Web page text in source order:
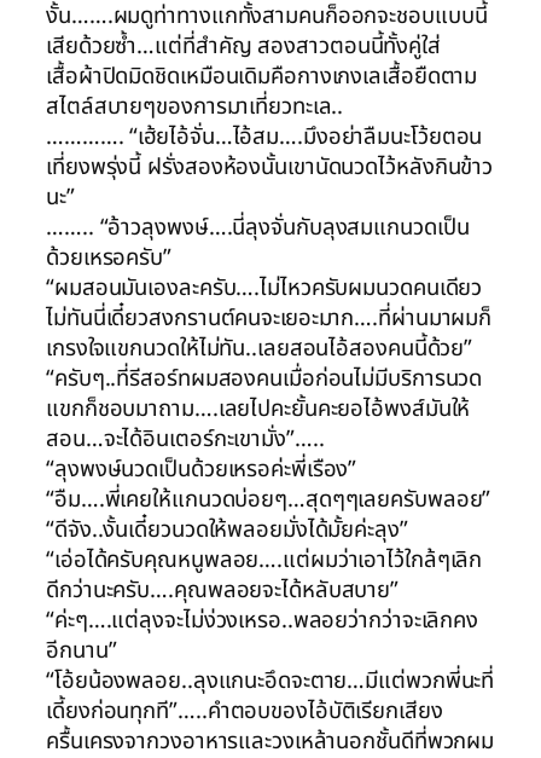
งั้น…….ผมดูท่าทางแกทั้งสามคนก็ออกจะชอบแบบนี้
เสียด้วยซ้ำ…แต่ที่สำคัญ สองสาวตอนนี้ทั้งคู่ใส่
เสื้อผ้าปิดมิดชิดเหมือนเดิมคือกางเกงเลเสื้อยืดตาม
สไตล์สบายๆของการมาเที่ยวทะเล..
…………. “เฮ้ยไอ้จั่น…ไอ้สม….มึงอย่าลืมนะโว้ยตอน
เที่ยงพรุ่งนี้ ฝรั่งสองห้องนั้นเขานัดนวดไว้หลังกินข้าว
นะ”
…….. “อ้าวลุงพงษ์….นี่ลุงจั่นกับลุงสมแกนวดเป็น
ด้วยเหรอครับ”
“ผมสอนมันเองละครับ….ไม่ไหวครับผมนวดคนเดียว
ไม่ทันนี่เดี๋ยวสงกรานต์คนจะเยอะมาก….ที่ผ่านมาผมก็
เกรงใจแขกนวดให้ไม่ทัน..เลยสอนไอ้สองคนนี้ด้วย”
“ครับๆ..ที่รีสอร์ทผมสองคนเมื่อก่อนไม่มีบริการนวด
แขกก็ชอบมาถาม….เลยไปคะยั้นคะยอไอ้พงส์มันให้
สอน…จะได้อินเตอร์กะเขามั่ง”…..
“ลุงพงษ์นวดเป็นด้วยเหรอค่ะพี่เรือง”
“อืม….พี่เคยให้แกนวดบ่อยๆ…สุดๆๆเลยครับพลอย”
“ดีจัง..งั้นเดี๋ยวนวดให้พลอยมั่งได้มั้ยค่ะลุง”
“เอ่อได้ครับคุณหนูพลอย….แต่ผมว่าเอาไว้ใกล้ๆเลิก
ดีกว่านะครับ….คุณพลอยจะได้หลับสบาย”
“ค่ะๆ….แต่ลุงจะไม่ง่วงเหรอ..พลอยว่ากว่าจะเลิกคง
อีกนาน”
“โอ้ยน้องพลอย..ลุงแกนะอึดจะตาย…มีแต่พวกพี่นะที่
เดี้ยงก่อนทุกที”…..คำตอบของไอ้บัติเรียกเสียง
ครื้นเครงจากวงอาหารและวงเหล้านอกชั้นดีที่พวกผม